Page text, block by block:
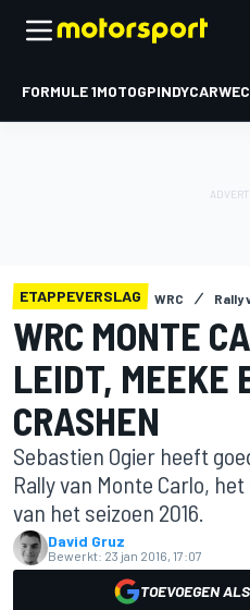
FORMULE 1MOTOGPINDYCARWEC
ETAPPEVERSLAG WRC Rally
WRC MONTE
LEIDT, MEEKE
CRASHEN
Sebastien Ogier heeft
Rally van Monte Carlo,
van het seizoen 2016.
David Gruz
Bewerkt: 23 jan 2016, 17:07
TOEVOEGEN